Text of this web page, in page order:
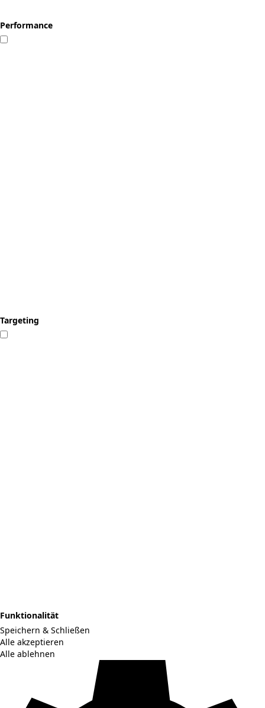
Performance
Targeting
Funktionalität
Speichern & Schließen
Alle akzeptieren
Alle ablehnen